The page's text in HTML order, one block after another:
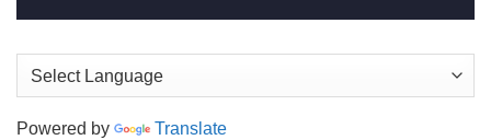
Powered by Translate